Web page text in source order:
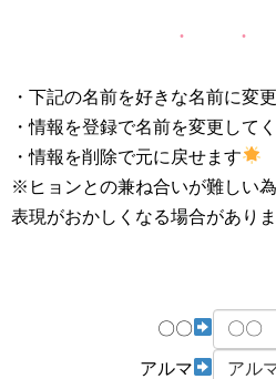
・下記の名前を好きな名前に変
・情報を登録で名前を変更して
・情報を削除で元に戻せます
※ヒョンとの兼ね合いが難しい為
表現がおかしくなる場合があり
〇〇
アルマ